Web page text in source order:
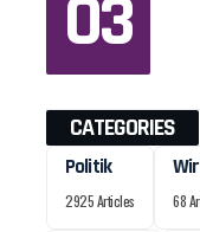
CATEGORIES
Politik
2925 Articles 68